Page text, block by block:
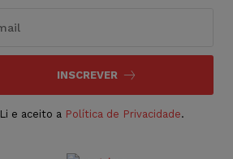
INSCREVER
Li e aceito a Política de Privacidade.